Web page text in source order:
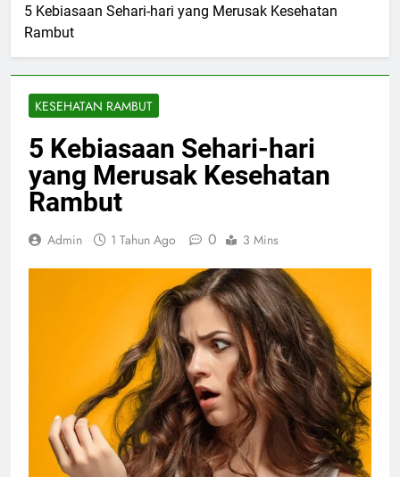
5 Kebiasaan Sehari-hari yang Merusak Kesehatan
Rambut
KESEHATAN RAMBUT
5 Kebiasaan Sehari-hari
yang Merusak Kesehatan
Rambut
Admin 1 Tahun Ago 0 3 Mins